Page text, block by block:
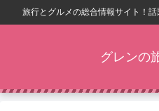
旅行とグルメの総合情報サイト！
グレンの